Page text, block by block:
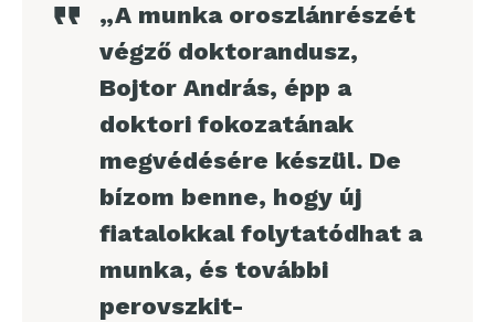
„A munka oroszlánrészét
végző doktorandusz,
Bojtor András, épp a
doktori fokozatának
megvédésére készül. De
bízom benne, hogy új
fiatalokkal folytatódhat a
munka, és további
perovszkit-